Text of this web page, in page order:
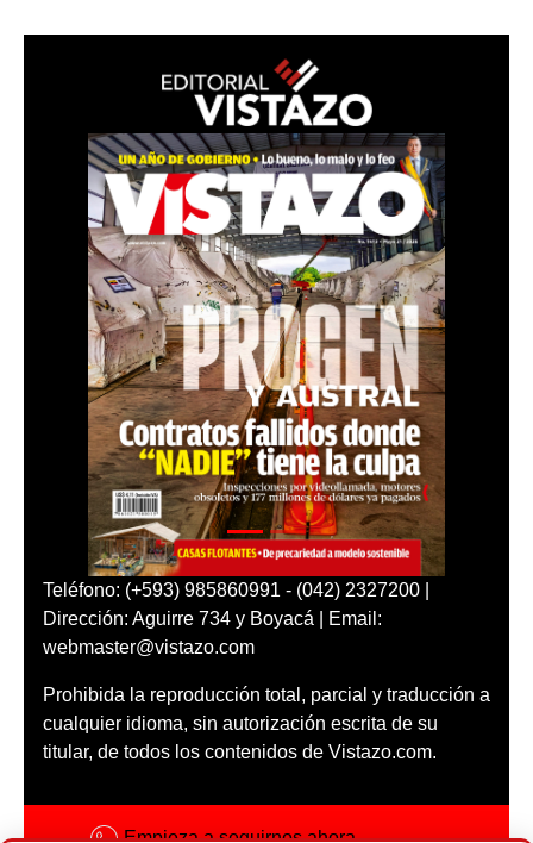
Teléfono: (+593) 985860991 - (042) 2327200 |
Dirección: Aguirre 734 y Boyacá | Email:
webmaster@vistazo.com
Prohibida la reproducción total, parcial y traducción a
cualquier idioma, sin autorización escrita de su
titular, de todos los contenidos de Vistazo.com.
Empieza a seguirnos ahora